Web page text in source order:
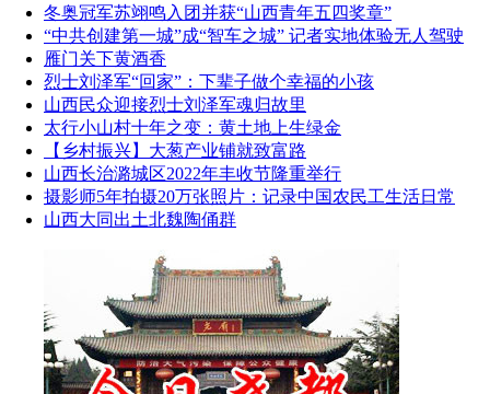
冬奥冠军苏翊鸣入团并获“山西青年五四奖章”
“中共创建第一城”成“智车之城” 记者实地体验无人驾驶
雁门关下黄酒香
烈士刘泽军“回家”：下辈子做个幸福的小孩
山西民众迎接烈士刘泽军魂归故里
太行小山村十年之变：黄土地上生绿金
【乡村振兴】大葱产业铺就致富路
山西长治潞城区2022年丰收节隆重举行
摄影师5年拍摄20万张照片：记录中国农民工生活日常
山西大同出土北魏陶俑群